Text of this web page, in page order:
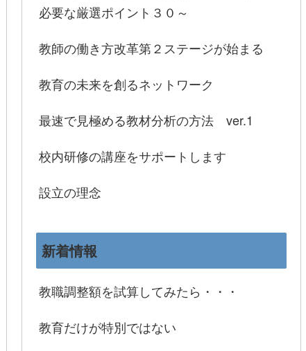
必要な厳選ポイント３０～
教師の働き方改革第２ステージが始まる
教育の未来を創るネットワーク
最速で見極める教材分析の方法 ver.1
校内研修の講座をサポートします
設立の理念
新着情報
教職調整額を試算してみたら・・・
教育だけが特別ではない